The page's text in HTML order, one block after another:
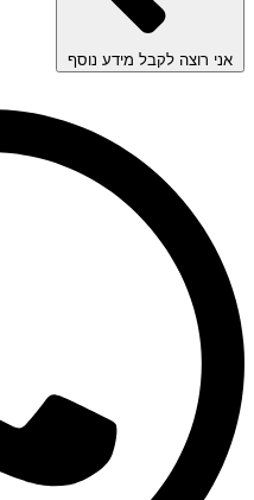
אני רוצה לקבל מידע נוסף